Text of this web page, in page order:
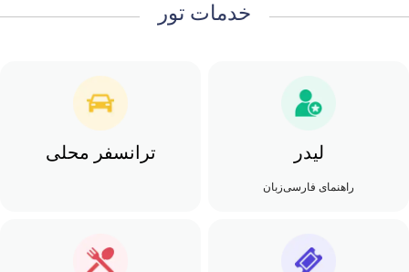
خدمات تور
لیدر
راهنمای فارسی‌زبان
ترانسفر محلی